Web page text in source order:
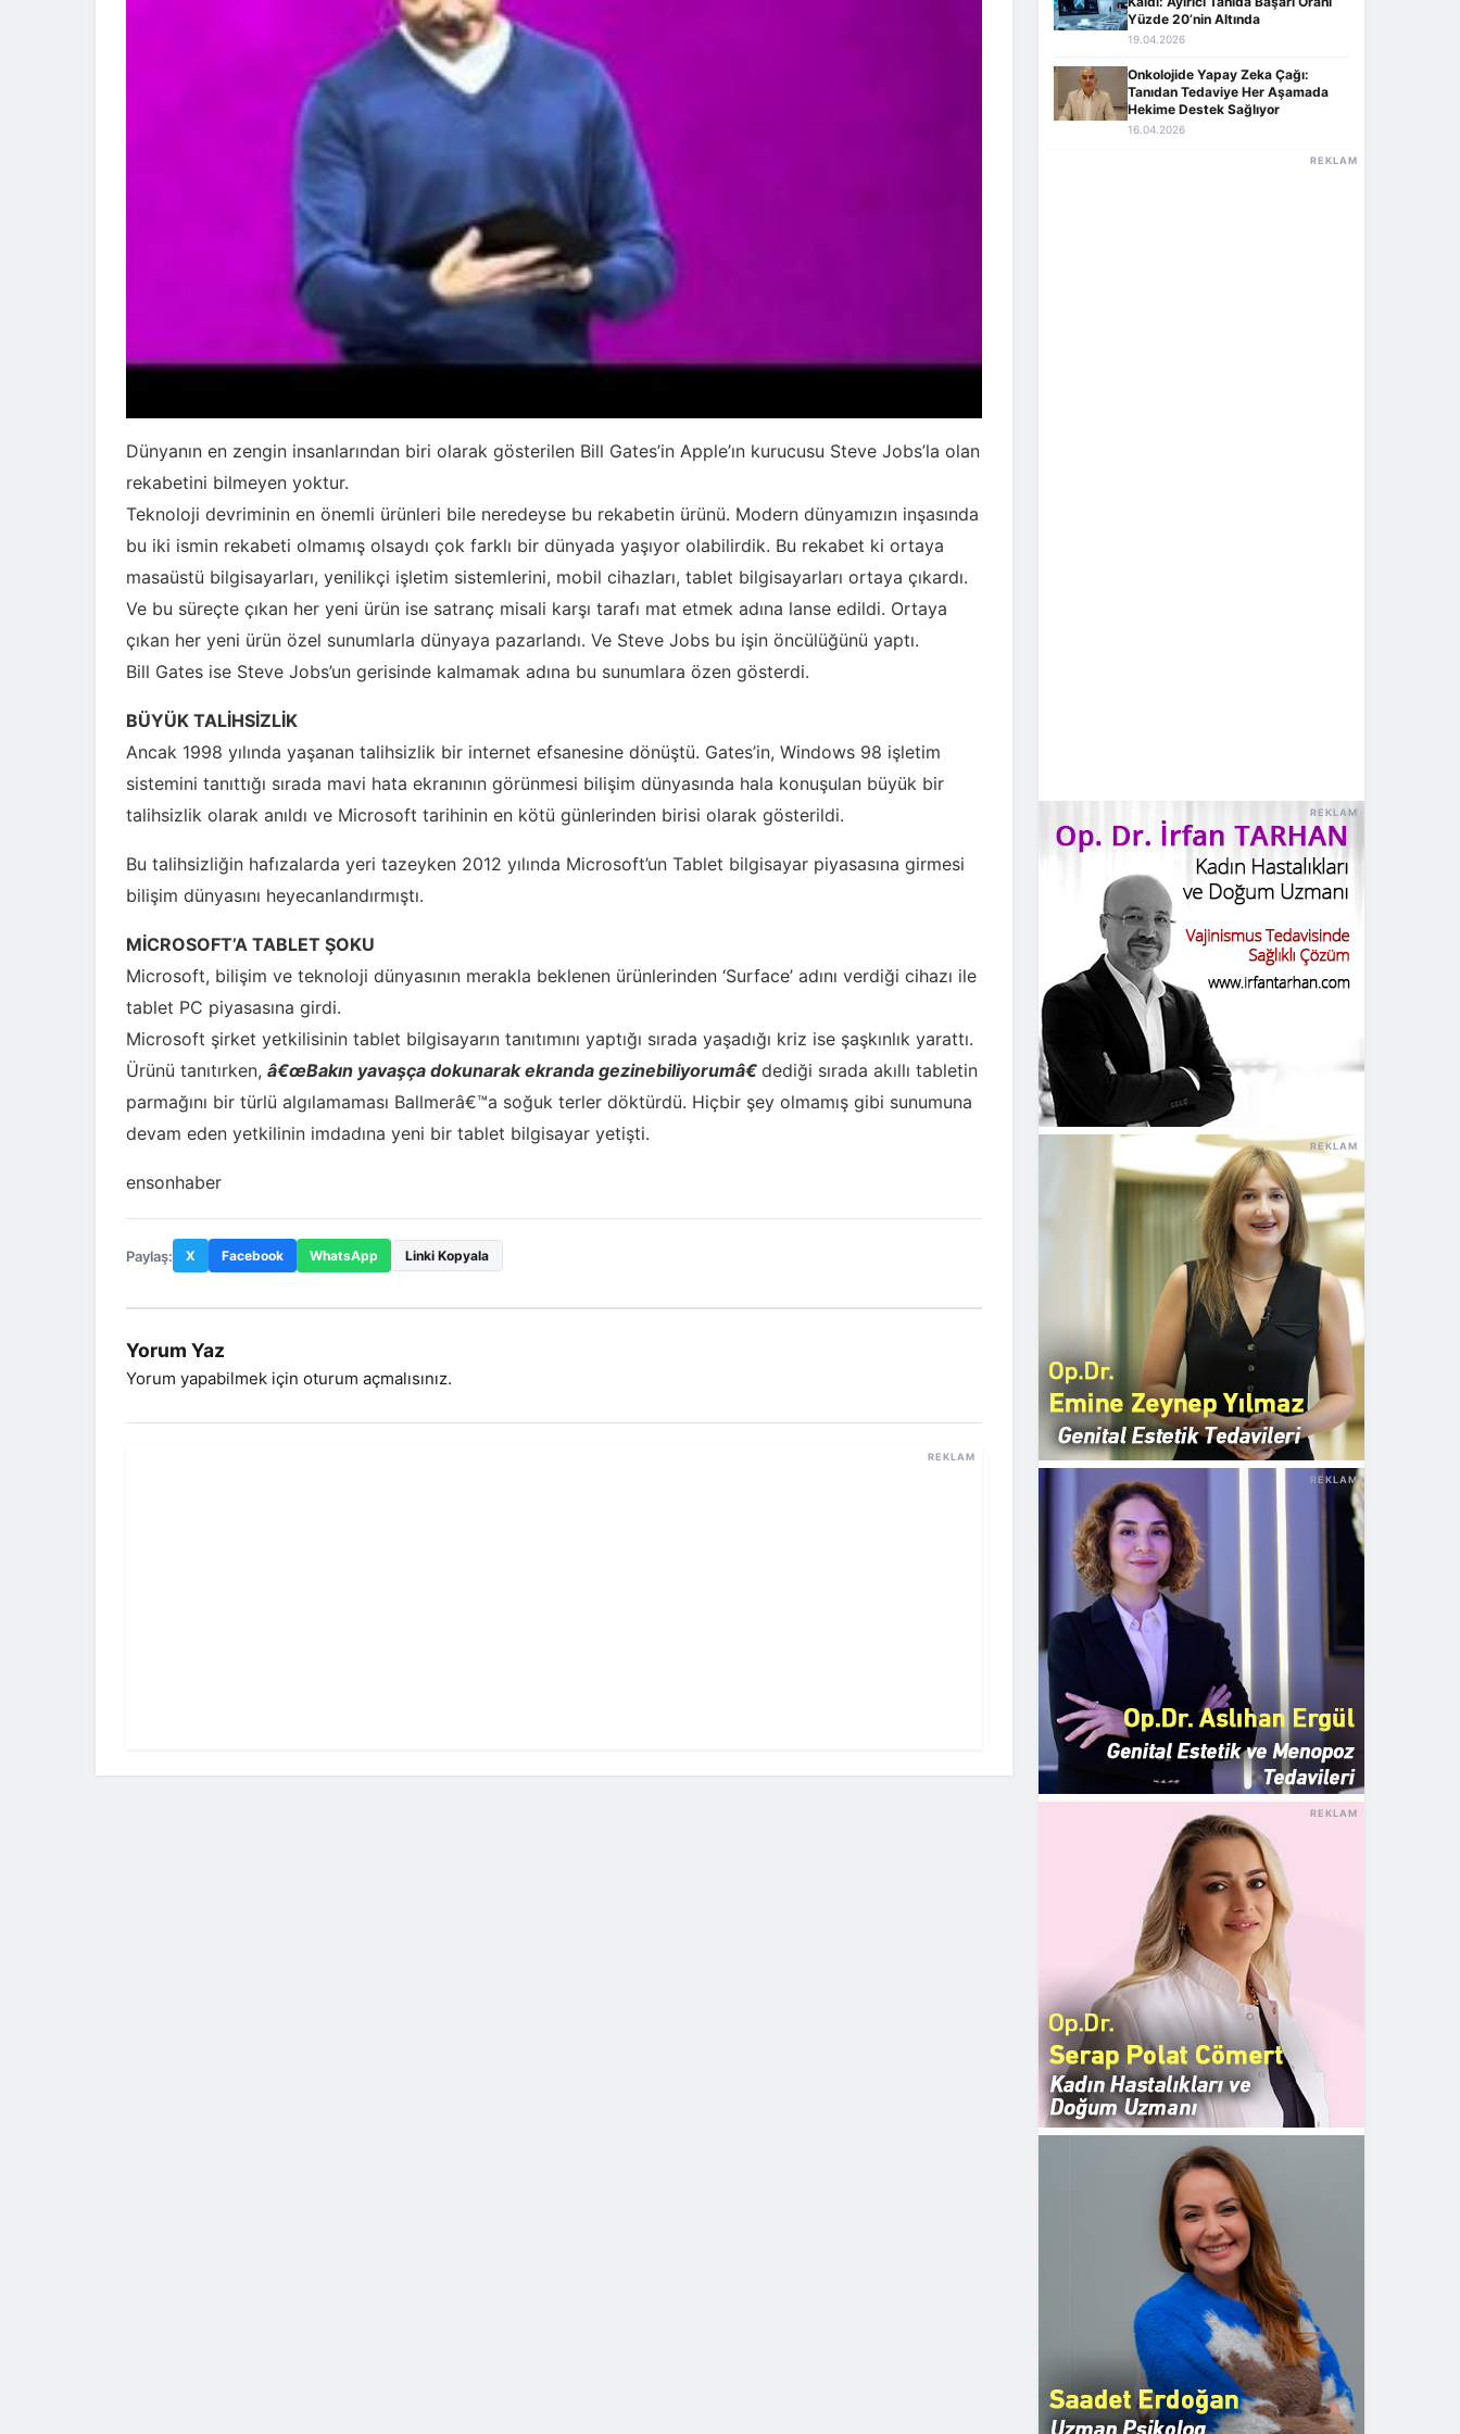
Dünyanın en zengin insanlarından biri olarak gösterilen Bill Gates’in Apple’ın kurucusu Steve Jobs’la olan
rekabetini bilmeyen yoktur.
Teknoloji devriminin en önemli ürünleri bile neredeyse bu rekabetin ürünü. Modern dünyamızın inşasında
bu iki ismin rekabeti olmamış olsaydı çok farklı bir dünyada yaşıyor olabilirdik. Bu rekabet ki ortaya
masaüstü bilgisayarları, yenilikçi işletim sistemlerini, mobil cihazları, tablet bilgisayarları ortaya çıkardı.
Ve bu süreçte çıkan her yeni ürün ise satranç misali karşı tarafı mat etmek adına lanse edildi. Ortaya
çıkan her yeni ürün özel sunumlarla dünyaya pazarlandı. Ve Steve Jobs bu işin öncülüğünü yaptı.
Bill Gates ise Steve Jobs’un gerisinde kalmamak adına bu sunumlara özen gösterdi.
BÜYÜK TALİHSİZLİK
Ancak 1998 yılında yaşanan talihsizlik bir internet efsanesine dönüştü. Gates’in, Windows 98 işletim
sistemini tanıttığı sırada mavi hata ekranının görünmesi bilişim dünyasında hala konuşulan büyük bir
talihsizlik olarak anıldı ve Microsoft tarihinin en kötü günlerinden birisi olarak gösterildi.
Bu talihsizliğin hafızalarda yeri tazeyken 2012 yılında Microsoft’un Tablet bilgisayar piyasasına girmesi
bilişim dünyasını heyecanlandırmıştı.
MİCROSOFT’A TABLET ŞOKU
Microsoft, bilişim ve teknoloji dünyasının merakla beklenen ürünlerinden ‘Surface’ adını verdiği cihazı ile
tablet PC piyasasına girdi.
Microsoft şirket yetkilisinin tablet bilgisayarın tanıtımını yaptığı sırada yaşadığı kriz ise şaşkınlık yarattı.
Ürünü tanıtırken, â€œBakın yavaşça dokunarak ekranda gezinebiliyorumâ€ dediği sırada akıllı tabletin
parmağını bir türlü algılamaması Ballmerâ€™a soğuk terler döktürdü. Hiçbir şey olmamış gibi sunumuna
devam eden yetkilinin imdadına yeni bir tablet bilgisayar yetişti.
ensonhaber
Paylaş: X Facebook WhatsApp Linki Kopyala
Yorum Yaz
Yorum yapabilmek için oturum açmalısınız.
REKLAM
Yüzde 20’nin Altında
19.04.2026
Onkolojide Yapay Zeka Çağı:
Tanıdan Tedaviye Her Aşamada
Hekime Destek Sağlıyor
16.04.2026
REKLAM
REKLAM
REKLAM
REKLAM
REKLAM